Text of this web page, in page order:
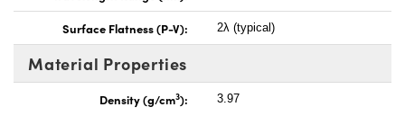
Surface Flatness (P-V): 2λ (typical)
Material Properties
Density (g/cm3): 3.97